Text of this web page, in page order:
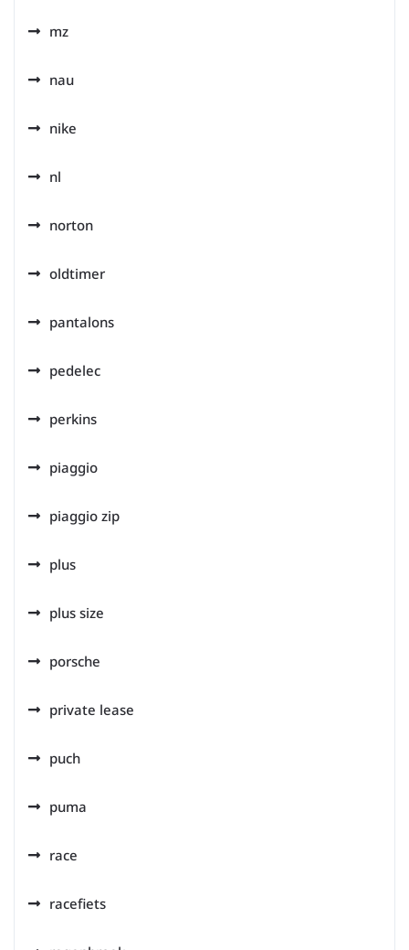
mz
nau
nike
nl
norton
oldtimer
pantalons
pedelec
perkins
piaggio
piaggio zip
plus
plus size
porsche
private lease
puch
puma
race
racefiets